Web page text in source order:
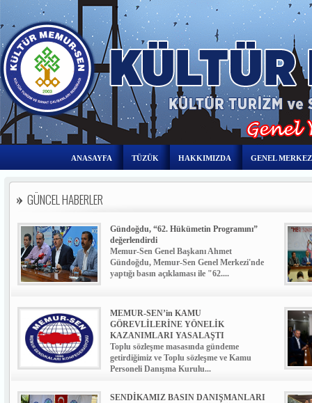
ANASAYFA TÜZÜK HAKKIMIZDA GENEL
GÜNCEL HABERLER
Gündoğdu, “62. Hükümetin Programını”
değerlendirdi
Memur-Sen Genel Başkanı Ahmet
Gündoğdu, Memur-Sen Genel Merkezi'nde
yaptığı basın açıklaması ile "62....
MEMUR-SEN’in KAMU
GÖREVLİLERİNE YÖNELİK
KAZANIMLARI YASALAŞTI
Toplu sözleşme masasında gündeme
getirdiğimiz ve Toplu sözleşme ve Kamu
Personeli Danışma Kurulu...
SENDİKAMIZ BASIN DANIŞMANLARI